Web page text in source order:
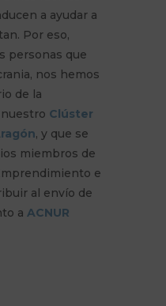
a ayudar a
Por eso,
personas que
nos hemos
de la
Clúster
, y que se
miembros de
e
al envío de
a ACNUR